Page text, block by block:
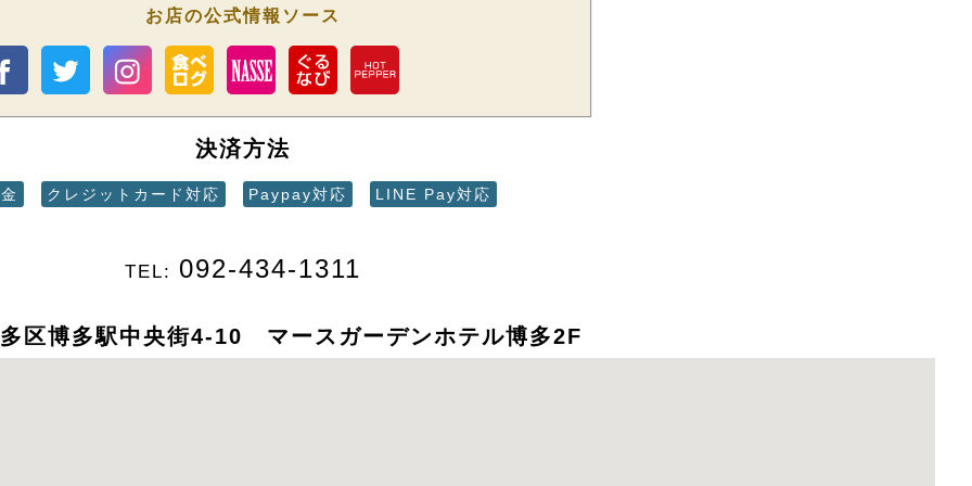
お店の公式情報ソース
決済方法
クレジットカード対応 Paypay対応 LINE Pay対応
TEL: 092-434-1311
区博多駅中央街4-10 マースガーデンホテル博多2F